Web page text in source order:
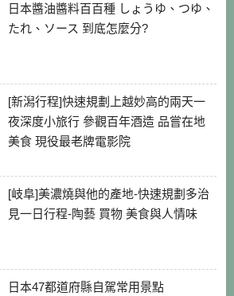
日本醬油醬料百百種 しょうゆ、つゆ、
たれ、ソース 到底怎麼分?
[新潟行程]快速規劃上越妙高的兩天一
夜深度小旅行 參觀百年酒造 品嘗在地
美食 現役最老牌電影院
[岐阜]美濃燒與他的產地-快速規劃多治
見一日行程-陶藝 買物 美食與人情味
日本47都道府縣自駕常用景點